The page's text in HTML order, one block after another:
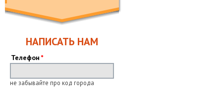
НАПИСАТЬ НАМ
Телефон
не забывайте про код города